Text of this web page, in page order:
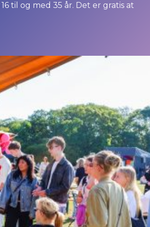
til og med 35 år. Det er gratis at